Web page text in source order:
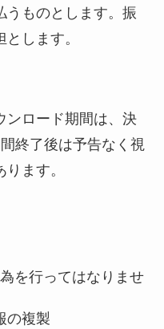
うものとします。振
します。
ンロード期間は、決
終了後は予告なく視
ます。
を行ってはなりませ
の複製